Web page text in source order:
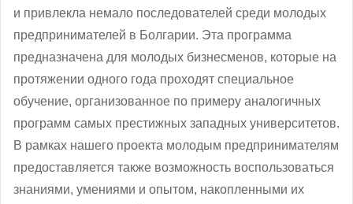
и привлекла немало последователей среди молодых
предпринимателей в Болгарии. Эта программа
предназначена для молодых бизнесменов, которые на
протяжении одного года проходят специальное
обучение, организованное по примеру аналогичных
программ самых престижных западных университетов.
В рамках нашего проекта молодым предпринимателям
предоставляется также возможность воспользоваться
знаниями, умениями и опытом, накопленными их